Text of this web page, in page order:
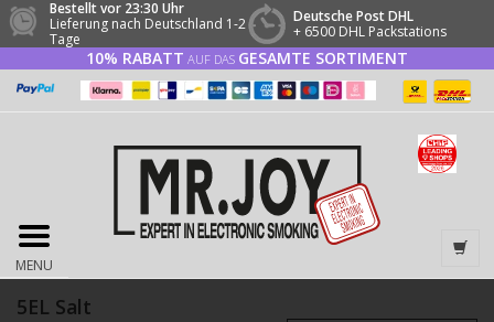
Bestellt vor 23:30 Uhr
Lieferung nach Deutschland 1-2
Tage
Deutsche Post DHL
+ 6500 DHL Packstations
10% RABATT AUF DAS GESAMTE SORTIMENT
MENU
5EL Salt